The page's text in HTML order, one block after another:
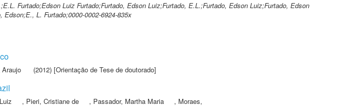
Furtado;Edson Luiz Furtado;Furtado, Edson Luiz;Furtado, E.L.;Furtado, Edson Luiz;Furtado, Edson
L. Furtado;0000-0002-6924-835x
Araujo (2012) [Orientação de Tese de doutorado]
, Pieri, Cristiane de , Passador, Martha Maria , Moraes,